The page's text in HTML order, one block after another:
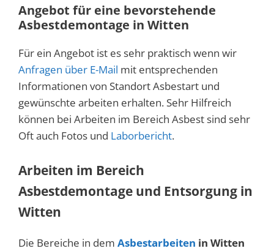
Angebot für eine bevorstehende
Asbestdemontage in Witten
Für ein Angebot ist es sehr praktisch wenn wir
Anfragen über E-Mail mit entsprechenden
Informationen von Standort Asbestart und
gewünschte arbeiten erhalten. Sehr Hilfreich
können bei Arbeiten im Bereich Asbest sind sehr
Oft auch Fotos und Laborbericht.
Arbeiten im Bereich
Asbestdemontage und Entsorgung in
Witten
Die Bereiche in dem Asbestarbeiten in Witten